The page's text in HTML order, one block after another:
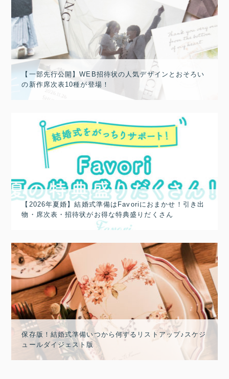
【一部先行公開】WEB招待状の人気デザインとおそろい
の新作席次表10種が登場！
【2026年夏婚】結婚式準備はFavoriにおまかせ！引き出
物・席次表・招待状がお得な特典盛りだくさん
保存版！結婚式準備いつから何するリストアップ♪スケジ
ュールダイジェスト版